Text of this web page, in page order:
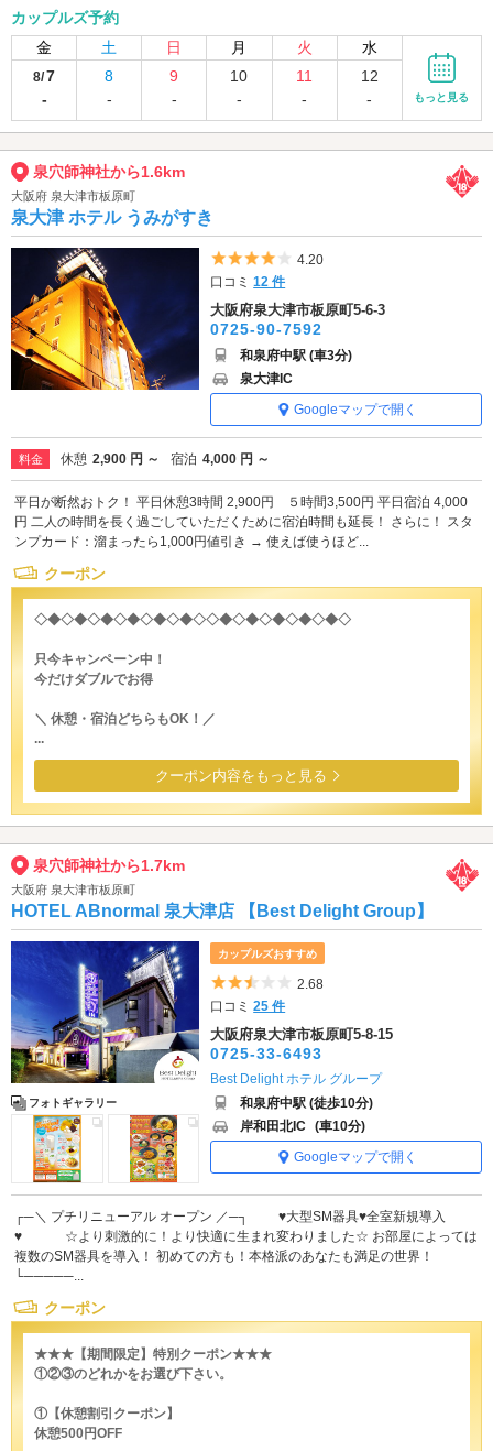
カップルズ予約
金
土 日 月 火 水
8/7
-
8
-
9
-
10
-
11
-
12
-
もっと見る
泉穴師神社から1.6km
大阪府 泉大津市板原町
泉大津 ホテル うみがすき
5つ星のうち4
4.20
口コミ12 件
大阪府泉大津市板原町5-6-3
0725-90-7592
和泉府中駅 (車3分)
泉大津IC
Googleマップで開く
料金 休憩 2,900 円 ～ 宿泊 4,000 円 ～
平日が断然おトク！ 平日休憩3時間 2,900円 ５時間3,500円 平日宿泊 4,000
円 二人の時間を長く過ごしていただくために宿泊時間も延長！ さらに！ スタ
ンプカード：溜まったら1,000円値引き → 使えば使うほど...
クーポン
◇◆◇◆◇◆◇◆◇◆◇◆◇◇◆◇◆◇◆◇◆◇◆◇
只今キャンペーン中！
今だけダブルでお得
＼ 休憩・宿泊どちらもOK！／
...
クーポン内容をもっと見る
泉穴師神社から1.7km
大阪府 泉大津市板原町
HOTEL ABnormal 泉大津店 【Best Delight Group】
フォトギャラリー
カップルズおすすめ
5つ星のうち2.5
2.68
口コミ25 件
大阪府泉大津市板原町5-8-15
0725-33-6493
Best Delight ホテル グループ
和泉府中駅 (徒歩10分)
岸和田北IC (車10分)
Googleマップで開く
┌─＼ プチリニューアル オープン ／─┐ ♥大型SM器具♥全室新規導入
♥ ☆より刺激的に！より快適に生まれ変わりました☆ お部屋によっては
複数のSM器具を導入！ 初めての方も！本格派のあなたも満足の世界！
└─────...
クーポン
★★★【期間限定】特別クーポン★★★
①②③のどれかをお選び下さい。
①【休憩割引クーポン】
休憩500円OFF